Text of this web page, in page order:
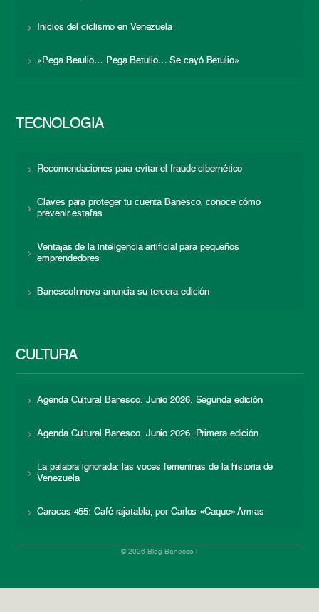
Inicios del ciclismo en Venezuela
«Pega Betulio… Pega Betulio… Se cayó Betulio»
TECNOLOGÍA
Recomendaciones para evitar el fraude cibernético
Claves para proteger tu cuenta Banesco: conoce cómo
prevenir estafas
Ventajas de la inteligencia artificial para pequeños
emprendedores
BanescoInnova anuncia su tercera edición
CULTURA
Agenda Cultural Banesco. Junio 2026. Segunda edición
Agenda Cultural Banesco. Junio 2026. Primera edición
La palabra ignorada: las voces femeninas de la historia de
Venezuela
Caracas 455: Café rajatabla, por Carlos «Caque» Armas
© 2026 Blog Banesco |